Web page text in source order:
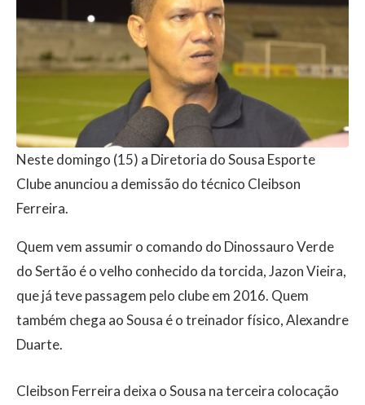
Neste domingo (15) a Diretoria do Sousa Esporte
Clube anunciou a demissão do técnico Cleibson
Ferreira.
Quem vem assumir o comando do Dinossauro Verde
do Sertão é o velho conhecido da torcida, Jazon Vieira,
que já teve passagem pelo clube em 2016. Quem
também chega ao Sousa é o treinador físico, Alexandre
Duarte.
Cleibson Ferreira deixa o Sousa na terceira colocação